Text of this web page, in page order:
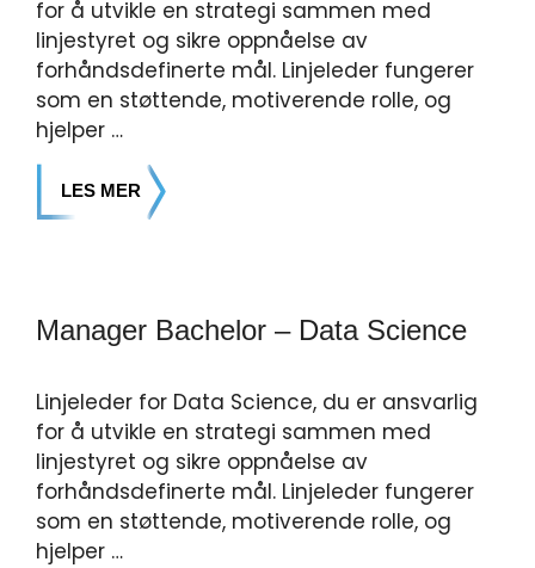
for å utvikle en strategi sammen med
linjestyret og sikre oppnåelse av
forhåndsdefinerte mål. Linjeleder fungerer
som en støttende, motiverende rolle, og
hjelper …
LES MER
Manager Bachelor – Data Science
Linjeleder for Data Science, du er ansvarlig
for å utvikle en strategi sammen med
linjestyret og sikre oppnåelse av
forhåndsdefinerte mål. Linjeleder fungerer
som en støttende, motiverende rolle, og
hjelper …